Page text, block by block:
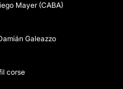
Mayer (CABA)
Galeazzo
corse